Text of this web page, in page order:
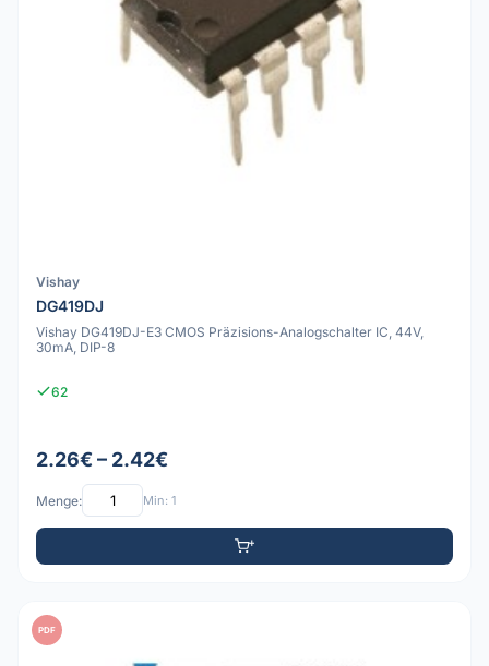
Vishay
DG419DJ
Vishay DG419DJ-E3 CMOS Präzisions-Analogschalter IC, 44V,
30mA, DIP-8
62
2.26€ – 2.42€
Menge: Min: 1
PDF